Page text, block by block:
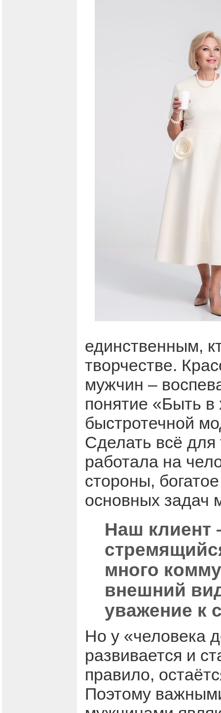
единственным,
творчестве.
мужчин –
понятие «Быть
быстротечной
Сделать всё
работала на
стороны,
основных задач
Наш клиент
много
внешний
уважение к
Но у «человека
развивается и
правило,
Поэтому